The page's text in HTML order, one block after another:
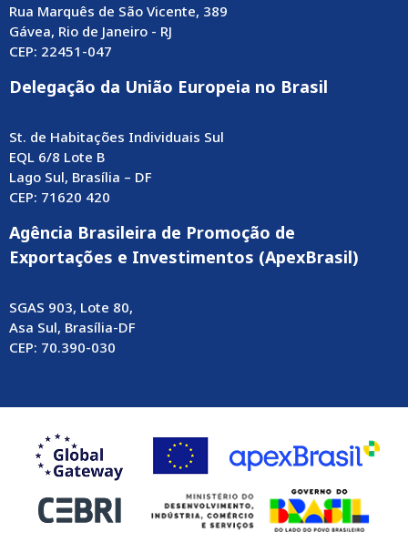
Rua Marquês de São Vicente, 389
Gávea, Rio de Janeiro - RJ
CEP: 22451-047
Delegação da União Europeia no Brasil
St. de Habitações Individuais Sul
EQL 6/8 Lote B
Lago Sul, Brasília – DF
CEP: 71620 420
Agência Brasileira de Promoção de
Exportações e Investimentos (ApexBrasil)
SGAS 903, Lote 80,
Asa Sul, Brasília-DF
CEP: 70.390-030